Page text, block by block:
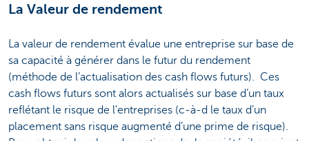
La Valeur de rendement
La valeur de rendement évalue une entreprise sur base de
sa capacité à générer dans le futur du rendement
(méthode de l’actualisation des cash flows futurs). Ces
cash flows futurs sont alors actualisés sur base d’un taux
reflétant le risque de l’entreprises (c-à-d le taux d’un
placement sans risque augmenté d’une prime de risque).